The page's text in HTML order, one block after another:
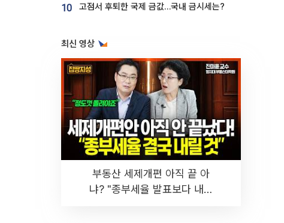
10 고점서 후퇴한 국제 금값…국내 금시세는?
최신 영상
부동산 세제개편 아직 끝 아
냐? "종부세율 발표보다 내릴